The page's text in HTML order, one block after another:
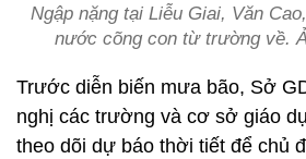
Ngập nặng tại Liễu Giai, Văn
nước cõng con từ trường về.
Trước diễn biến mưa bão, Sở
nghị các trường và cơ sở giáo
theo dõi dự báo thời tiết để chủ